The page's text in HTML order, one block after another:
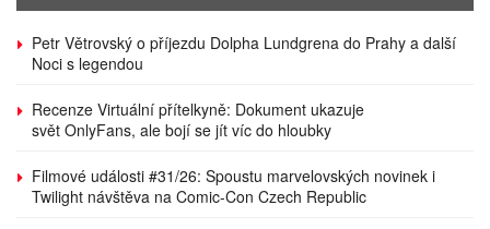
Petr Větrovský o příjezdu Dolpha Lundgrena do Prahy a další
Noci s legendou
Recenze Virtuální přítelkyně: Dokument ukazuje
svět OnlyFans, ale bojí se jít víc do hloubky
Filmové události #31/26: Spoustu marvelovských novinek i
Twilight návštěva na Comic-Con Czech Republic